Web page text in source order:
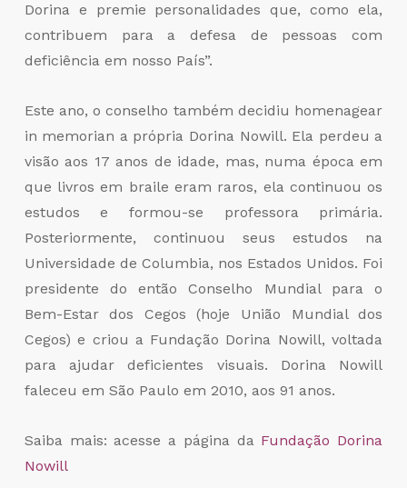
Dorina e premie personalidades que, como ela,
contribuem para a defesa de pessoas com
deficiência em nosso País”.
Este ano, o conselho também decidiu homenagear
in memorian a própria Dorina Nowill. Ela perdeu a
visão aos 17 anos de idade, mas, numa época em
que livros em braile eram raros, ela continuou os
estudos e formou-se professora primária.
Posteriormente, continuou seus estudos na
Universidade de Columbia, nos Estados Unidos. Foi
presidente do então Conselho Mundial para o
Bem-Estar dos Cegos (hoje União Mundial dos
Cegos) e criou a Fundação Dorina Nowill, voltada
para ajudar deficientes visuais. Dorina Nowill
faleceu em São Paulo em 2010, aos 91 anos.
Saiba mais: acesse a página da Fundação Dorina
Nowill